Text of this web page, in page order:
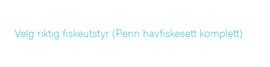
Velg riktig fiskeutstyr (Penn havfiskesett komplett)